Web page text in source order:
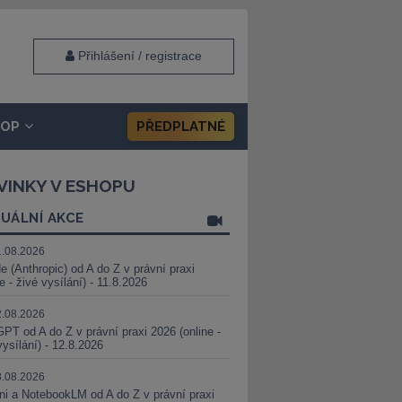
Přihlášení / registrace
PŘEDPLATNÉ
V ESHOPU
AKCE
(Anthropic) od A do Z v právní praxi
- živé vysílání) - 11.8.2026
od A do Z v právní praxi 2026 (online -
- 12.8.2026
a NotebookLM od A do Z v právní praxi